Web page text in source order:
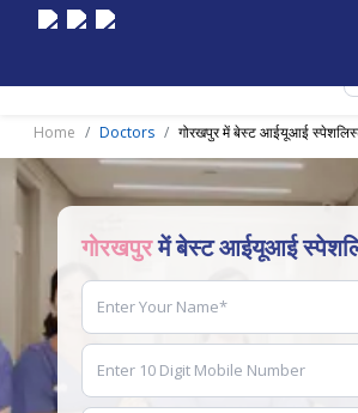
Home Doctors गोरखपुर में बेस्ट आईयूआई
गोरखपुरमें बेस्ट आईयूआई